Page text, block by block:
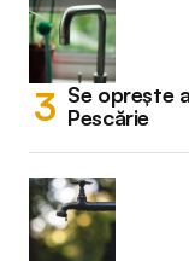
Se oprește
Pescărie